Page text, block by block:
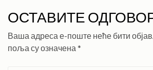
ОСТАВИТЕ
Ваша адреса е-поште неће бити
поља су означена *